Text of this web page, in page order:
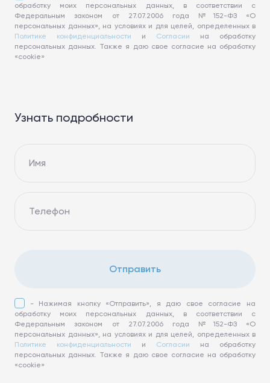
обработку моих персональных данных, в соответствии с
Федеральным законом от 27.07.2006 года №152-ФЗ «О
персональных данных», на условиях и для целей, определенных в
Политике конфиденциальности и Согласии на обработку
персональных данных. Также я даю свое согласие на обработку
«cookie»
Узнать подробности
Имя
Телефон
Отправить
- Нажимая кнопку «Отправить», я даю свое согласие на
обработку моих персональных данных, в соответствии с
Федеральным законом от 27.07.2006 года №152-ФЗ «О
персональных данных», на условиях и для целей, определенных в
Политике конфиденциальности и Согласии на обработку
персональных данных. Также я даю свое согласие на обработку
«cookie»